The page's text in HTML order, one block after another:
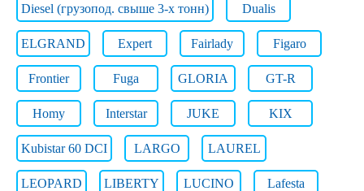
Diesel (грузопод. свыше 3-х тонн) Dualis
ELGRAND Expert Fairlady Figaro
Frontier Fuga GLORIA GT-R
Homy Interstar JUKE KIX
Kubistar 60 DCI LARGO LAUREL
LEOPARD LIBERTY LUCINO Lafesta